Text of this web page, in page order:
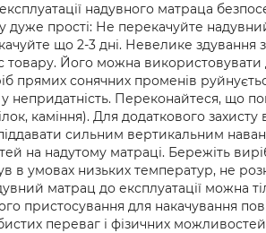
надувного матраца
прості: Не перекачуйте
що 2-3 дні. Невелике
Його можна використовувати
прямих сонячних променів
непридатність. Переконайтеся, що
каміння). Для додаткового
сильним вертикальним
на надутому матраці. Бережіть
в умовах низьких температур, не
матрац до експлуатації можна
пристосування для накачування
переваг і фізичних